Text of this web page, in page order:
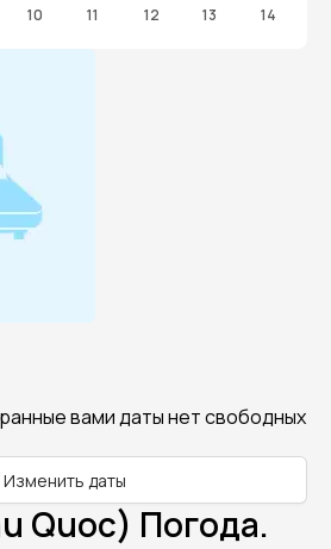
10 11 12 13 14
вами даты нет свободных
Изменить даты
Quoc) Погода.